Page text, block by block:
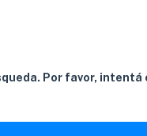
Por favor,